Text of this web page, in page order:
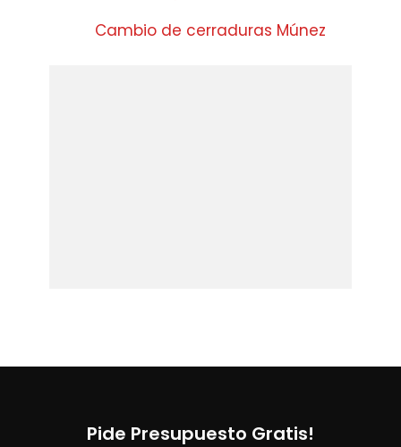
Cambio de cerraduras Múnez
Pide Presupuesto Gratis!